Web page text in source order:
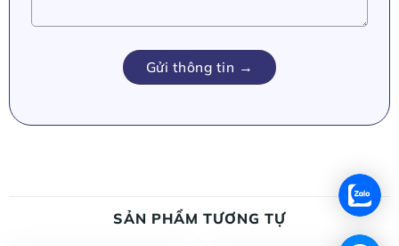
SẢN PHẨM TƯƠNG TỰ